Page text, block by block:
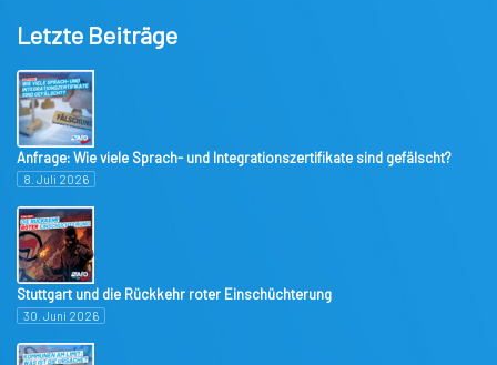
Letzte Beiträge
Anfrage: Wie viele Sprach- und Integrationszertifikate sind gefälscht?
8. Juli 2026
Stuttgart und die Rückkehr roter Einschüchterung
30. Juni 2026